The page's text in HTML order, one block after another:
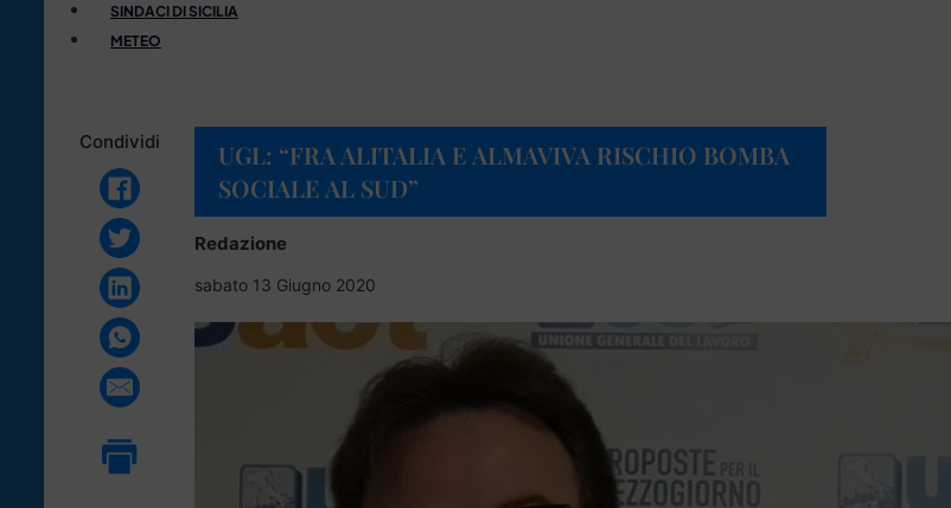
SINDACI DI SICILIA
METEO
Condividi
UGL: “FRA ALITALIA E ALMAVIVA RISCHIO BOMBA
SOCIALE AL SUD”
Redazione
sabato 13 Giugno 2020